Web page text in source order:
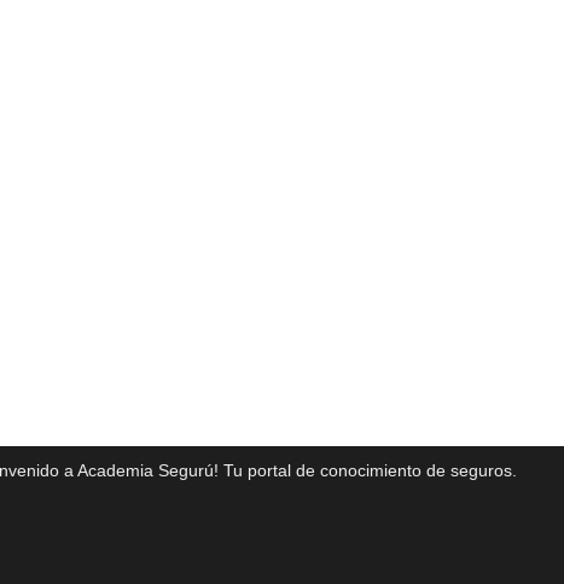
a Academia Segurú! Tu portal de conocimiento de seguros.